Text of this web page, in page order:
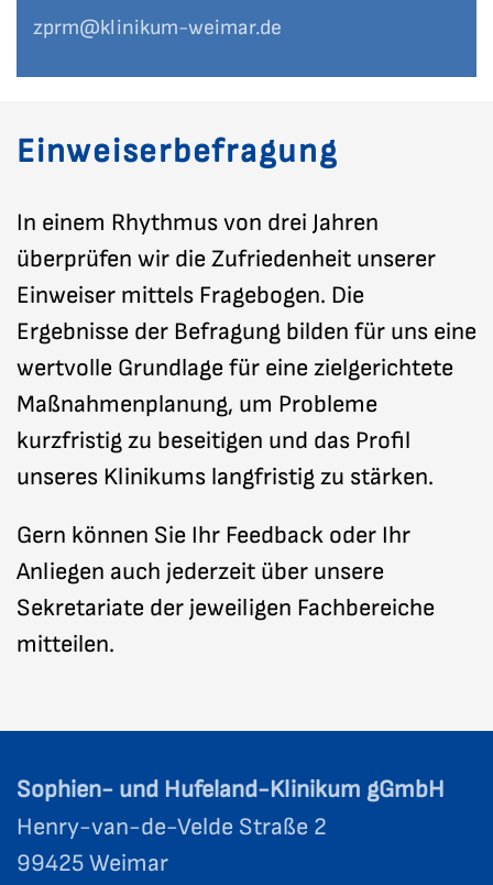
zprm@klinikum-weimar.de
Einweiserbefragung
In einem Rhythmus von drei Jahren
überprüfen wir die Zufriedenheit unserer
Einweiser mittels Fragebogen. Die
Ergebnisse der Befragung bilden für uns eine
wertvolle Grundlage für eine zielgerichtete
Maßnahmenplanung, um Probleme
kurzfristig zu beseitigen und das Profil
unseres Klinikums langfristig zu stärken.
Gern können Sie Ihr Feedback oder Ihr
Anliegen auch jederzeit über unsere
Sekretariate der jeweiligen Fachbereiche
mitteilen.
Sophien- und Hufeland-Klinikum gGmbH
Henry-van-de-Velde Straße 2
99425 Weimar